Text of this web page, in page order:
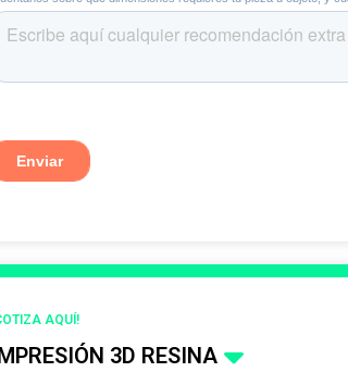
AQUÍ!
3D RESINA